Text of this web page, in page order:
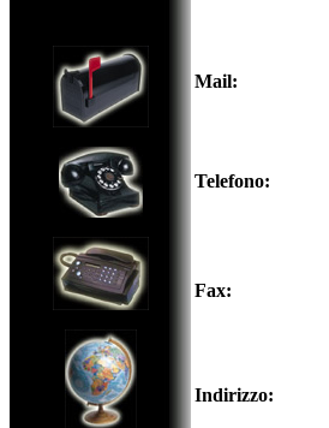
Mail:
Telefono:
Fax:
Indirizzo: